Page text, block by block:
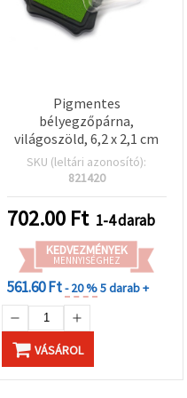
Pigmentes
bélyegzőpárna,
világoszöld, 6,2 x 2,1 cm
SKU (leltári azonosító):
821420
702.00 Ft 1-4 darab
KEDVEZMÉNYEK
MENNYISÉGHEZ
561.60 Ft- 20 %5 darab +
VÁSÁROL